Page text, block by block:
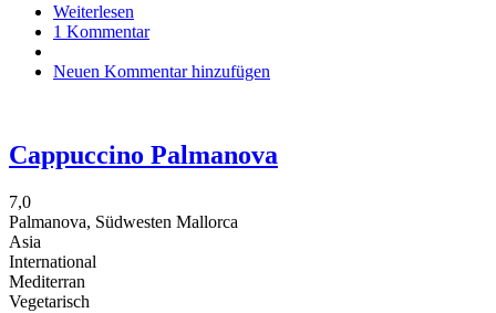
Weiterlesen
Cappuccino
Andratx)
1 Kommentar
Neuen Kommentar hinzufügen
Cappuccino Palmanova
7,0
Palmanova, Südwesten Mallorca
Asia
International
Mediterran
Vegetarisch